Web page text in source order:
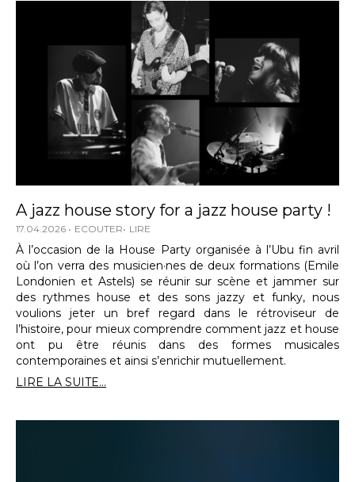
A jazz house story for a jazz house party !
17.04.2026 ECOUTER LIRE
À l’occasion de la House Party organisée à l’Ubu fin avril
où l’on verra des musicien·nes de deux formations (Emile
Londonien et Astels) se réunir sur scène et jammer sur
des rythmes house et des sons jazzy et funky, nous
voulions jeter un bref regard dans le rétroviseur de
l’histoire, pour mieux comprendre comment jazz et house
ont pu être réunis dans des formes musicales
contemporaines et ainsi s’enrichir mutuellement.
LIRE LA SUITE...